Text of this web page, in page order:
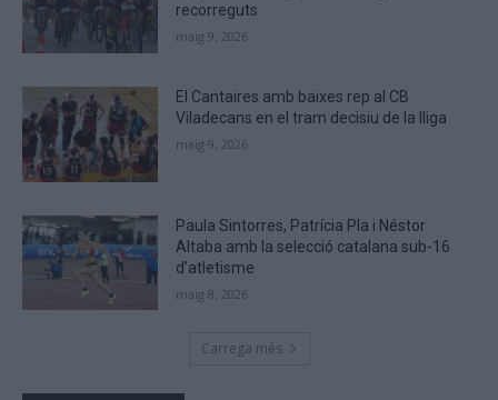
recorreguts
maig 9, 2026
El Cantaires amb baixes rep al CB
Viladecans en el tram decisiu de la lliga
maig 9, 2026
Paula Sintorres, Patrícia Pla i Néstor
Altaba amb la selecció catalana sub-16
d’atletisme
maig 8, 2026
Carrega més